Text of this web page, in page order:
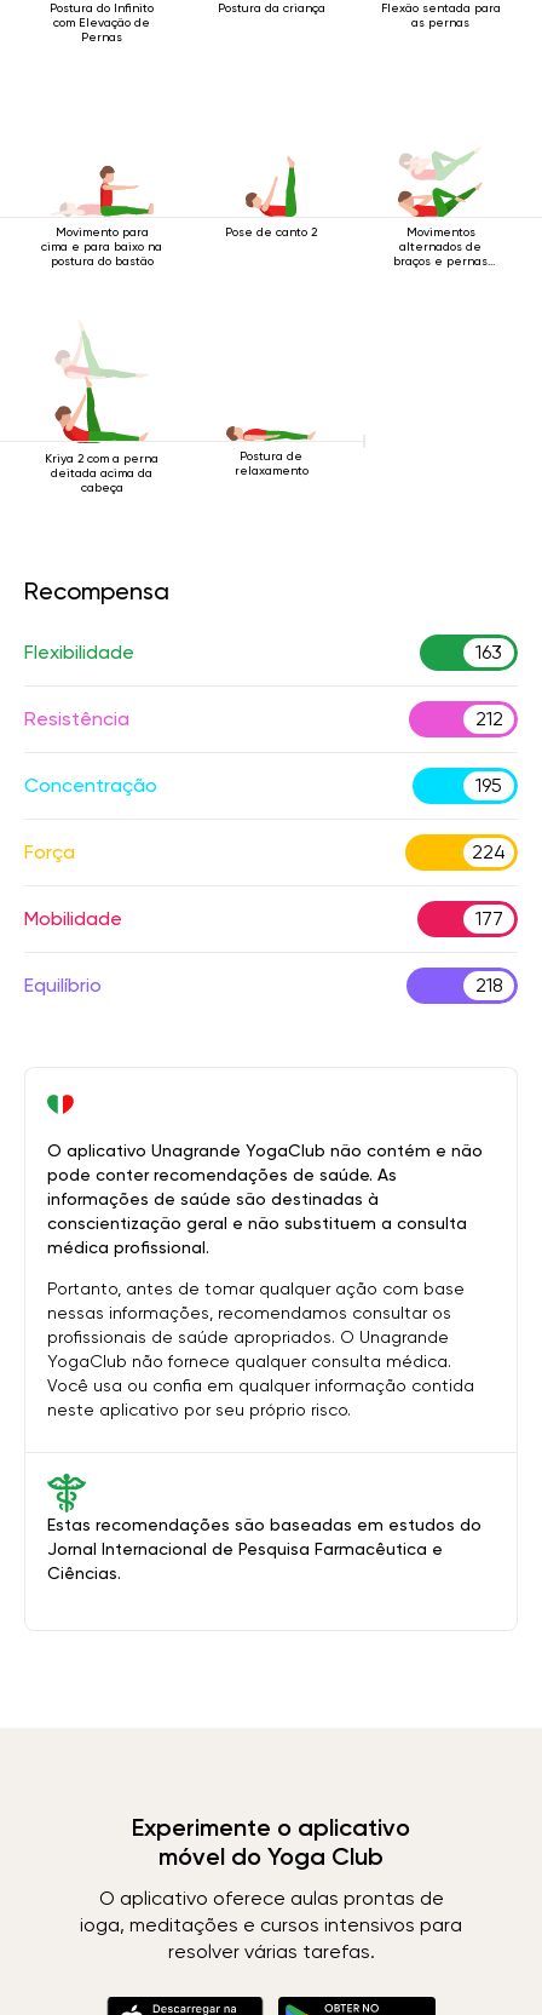
Postura do Infinito
com Elevação de
Pernas
Postura da criança
Flexão sentada para
as pernas
Movimento para
cima e para baixo na
postura do bastão
Pose de canto 2
Movimentos
alternados de
braços e pernas
Kriya 2 com a perna
deitada acima da
cabeça
Postura de
relaxamento
Recompensa
Flexibilidade 163
Resistência 212
Concentração 195
Força 224
Mobilidade 177
Equilíbrio 218
Estas recomendações são baseadas em estudos do
Jornal Internacional de Pesquisa Farmacêutica e
Ciências.
O aplicativo Unagrande YogaClub não contém e não
pode conter recomendações de saúde. As
informações de saúde são destinadas à
conscientização geral e não substituem a consulta
médica profissional.
Portanto, antes de tomar qualquer ação com base
nessas informações, recomendamos consultar os
profissionais de saúde apropriados. O Unagrande
YogaClub não fornece qualquer consulta médica.
Você usa ou confia em qualquer informação contida
neste aplicativo por seu próprio risco.
Experimente o aplicativo
móvel do Yoga Club
O aplicativo oferece aulas prontas de
ioga, meditações e cursos intensivos para
resolver várias tarefas.